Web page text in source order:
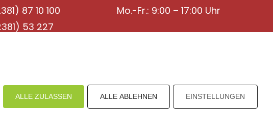
87 10 100
53 227
Mo.-Fr.: 9:00 – 17:00 Uhr
ALLE ZULASSEN ALLE ABLEHNEN EINSTELLUNGEN